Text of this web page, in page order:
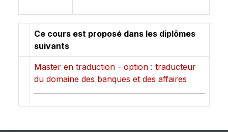
Ce cours est proposé dans les diplômes
suivants
Master en traduction - option : traducteur
du domaine des banques et des affaires